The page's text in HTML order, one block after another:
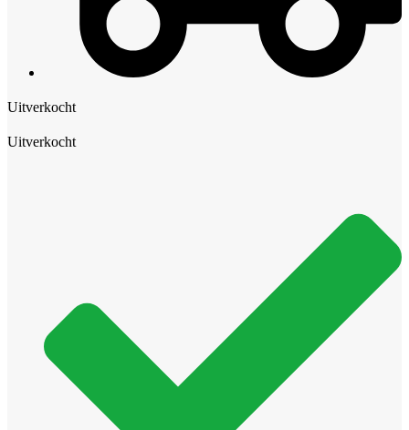
Uitverkocht
Uitverkocht